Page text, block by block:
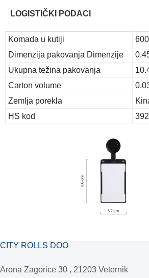
LOGISTIČKI PODACI
Komada u kutiji
600
Dimenzija pakovanja Dimenzije
Ukupna težina pakovanja
Carton volume
Zemlja porekla
HS kod
CITY ROLLS DOO
Arona Zagorice 30 , 21203 Veternik